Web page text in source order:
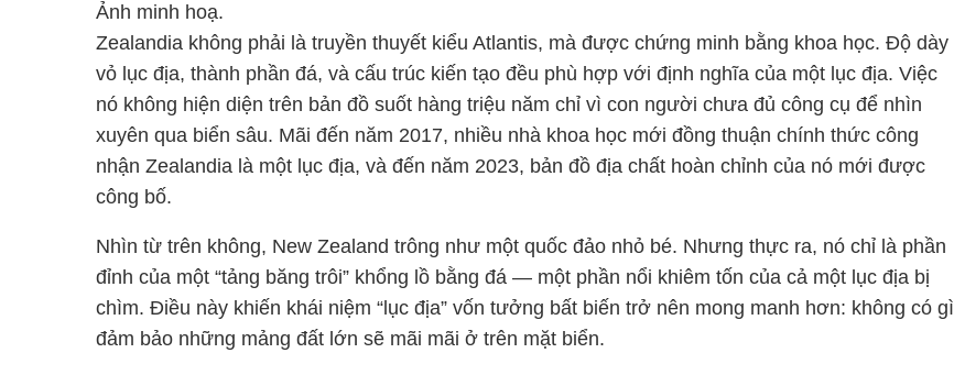
Ảnh minh hoạ.
Zealandia không phải là truyền thuyết kiểu Atlantis, mà được chứng minh bằng khoa học. Độ dày
vỏ lục địa, thành phần đá, và cấu trúc kiến tạo đều phù hợp với định nghĩa của một lục địa. Việc
nó không hiện diện trên bản đồ suốt hàng triệu năm chỉ vì con người chưa đủ công cụ để nhìn
xuyên qua biển sâu. Mãi đến năm 2017, nhiều nhà khoa học mới đồng thuận chính thức công
nhận Zealandia là một lục địa, và đến năm 2023, bản đồ địa chất hoàn chỉnh của nó mới được
công bố.
Nhìn từ trên không, New Zealand trông như một quốc đảo nhỏ bé. Nhưng thực ra, nó chỉ là phần
đỉnh của một “tảng băng trôi” khổng lồ bằng đá — một phần nổi khiêm tốn của cả một lục địa bị
chìm. Điều này khiến khái niệm “lục địa” vốn tưởng bất biến trở nên mong manh hơn: không có gì
đảm bảo những mảng đất lớn sẽ mãi mãi ở trên mặt biển.